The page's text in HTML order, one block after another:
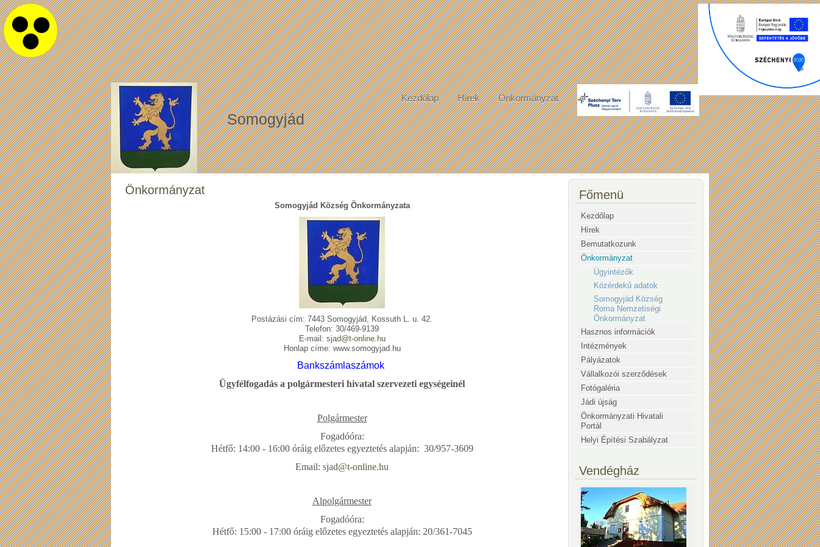
Kezdőlap Hírek Önkormányzat
Somogyjád
Főmenü
Kezdőlap
Hírek
Bemutatkozunk
Önkormányzat
Ügyintézők
Közérdekű adatok
Somogyjád Község
Roma Nemzetiségi
Önkormányzat
Hasznos információk
Intézmények
Pályázatok
Vállalkozói szerződések
Fotógaléria
Jádi újság
Önkormányzati Hivatali
Portál
Helyi Építési Szabályzat
Vendégház
Önkormányzat
Somogyjád Község Önkormányzata
Postázási cím: 7443 Somogyjád, Kossuth L. u. 42.
Telefon: 30/469-9139
E-mail: sjad@t-online.hu
Honlap címe: www.somogyjad.hu
Bankszámlaszámok
Ügyfélfogadás a polgármesteri hivatal szervezeti egységeinél
Polgármester
Fogadóóra:
Hétfő: 14:00 - 16:00 óráig előzetes egyeztetés alapján: 30/957-3609
Email: sjad@t-online.hu
Alpolgármester
Fogadóóra:
Hétfő: 15:00 - 17:00 óráig előzetes egyeztetés alapján: 20/361-7045